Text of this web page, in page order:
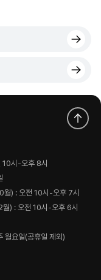
10시-오후 8시
) : 오전 10시-오후 7시
) : 오전 10시-오후 6시
월요일(공휴일 제외)